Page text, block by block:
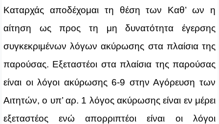
Καταρχάς αποδέχομαι τη θέση των Καθ’ ων η
αίτηση ως προς τη μη δυνατότητα έγερσης
συγκεκριμένων λόγων ακύρωσης στα πλαίσια της
παρούσας. Εξεταστέοι στα πλαίσια της παρούσας
είναι οι λόγοι ακύρωσης 6-9 στην Αγόρευση των
Αιτητών, ο υπ’ αρ. 1 λόγος ακύρωσης είναι εν μέρει
εξεταστέος ενώ
απορριπτέοι είναι οι λόγοι